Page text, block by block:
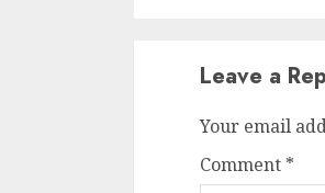
Leave a
Your email
Comment *